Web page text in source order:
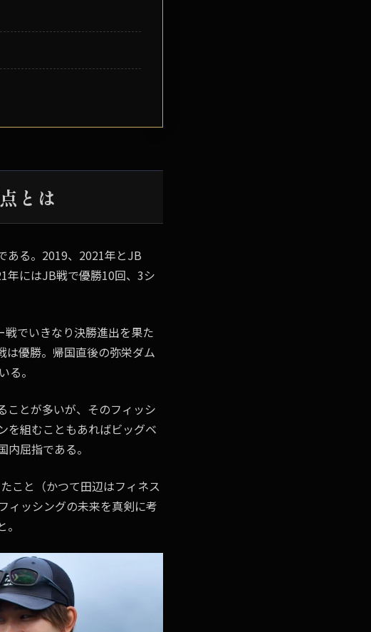
とは
ある。2019、2021年とJB
年にはJB戦で優勝10回、3シ
戦でいきなり決勝進出を果た
は優勝。帰国直後の弥栄ダム
る。
ことが多いが、そのフィッシ
を組むこともあればビッグベ
屈指である。
こと（かつて田辺はフィネス
ィッシングの未来を真剣に考